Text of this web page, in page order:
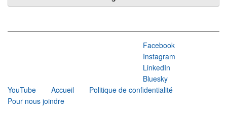
Facebook
Instagram
LinkedIn
Bluesky
YouTube
Accueil
Politique de confidentialité
Pour nous joindre